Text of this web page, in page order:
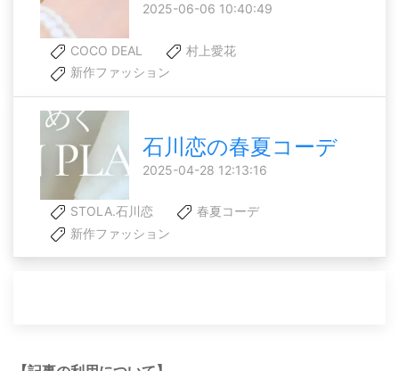
2025-06-06 10:40:49
COCO DEAL
村上愛花
新作ファッション
石川恋の春夏コーデ
2025-04-28 12:13:16
STOLA.石川恋
春夏コーデ
新作ファッション